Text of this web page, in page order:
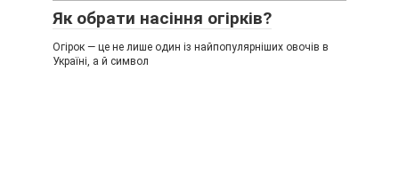
Як обрати насіння огірків?
Огірок — це не лише один із найпопулярніших овочів в
Україні, а й символ